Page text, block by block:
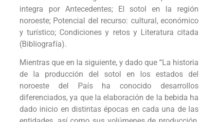
integra por Antecedentes; El sotol en la región
noroeste; Potencial del recurso: cultural, económico
y turístico; Condiciones y retos y Literatura citada
(Bibliografía).
Mientras que en la siguiente, y dado que “La historia
de la producción del sotol en los estados del
noroeste del País ha conocido desarrollos
diferenciados, ya que la elaboración de la bebida ha
dado inicio en distintas épocas en cada una de las